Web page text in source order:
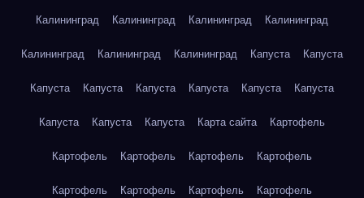
Калининград Калининград Калининград Калининград
Калининград Калининград Калининград Капуста Капуста
Капуста Капуста Капуста Капуста Капуста Капуста
Капуста Капуста Капуста Карта сайта Картофель
Картофель Картофель Картофель Картофель
Картофель Картофель Картофель Картофель